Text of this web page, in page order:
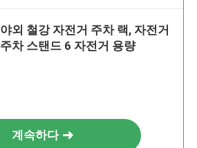
야외 철강 자전거 주차 랙, 자전거
주차 스탠드 6 자전거 용량
계속하다